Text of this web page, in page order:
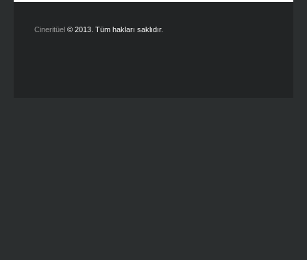
Cineritüel © 2013. Tüm hakları saklıdır.